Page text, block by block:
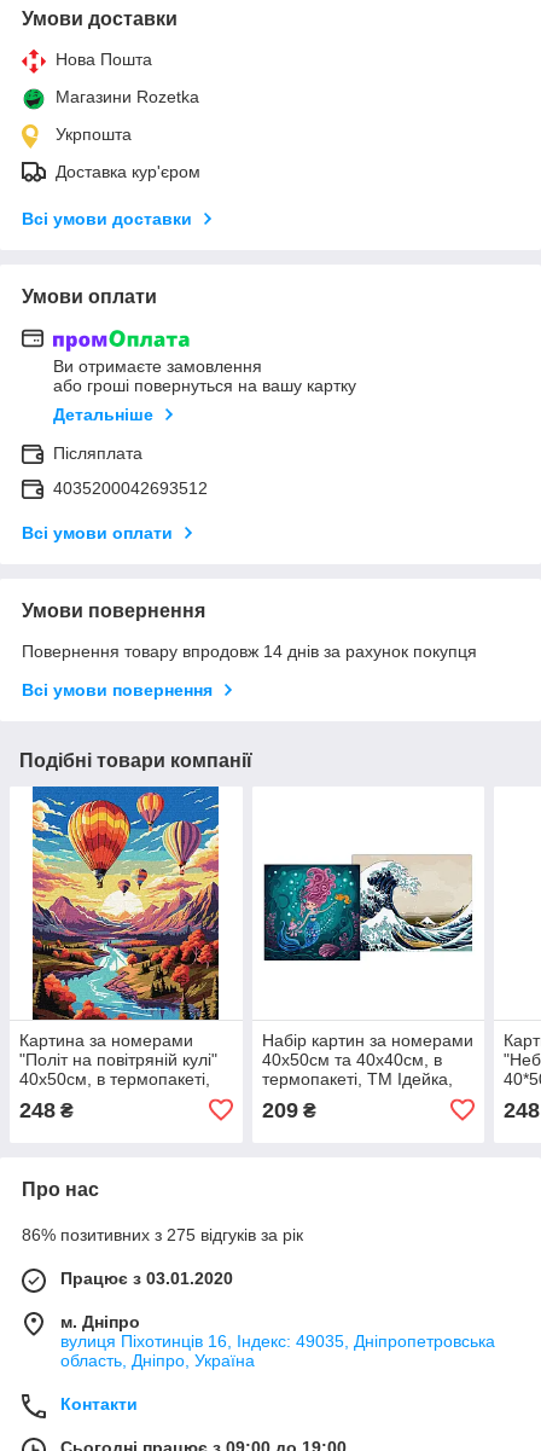
Умови доставки
Нова Пошта
Магазини Rozetka
Укрпошта
Доставка кур'єром
Всі умови доставки
Умови оплати
Ви отримаєте замовлення
або гроші повернуться на вашу картку
Детальніше
Післяплата
4035200042693512
Всі умови оплати
Умови повернення
Повернення товару впродовж 14 днів за рахунок покупця
Всі умови повернення
Подібні товари компанії
Картина за номерами
"Політ на повітряній кулі"
40х50см, в термопакеті,
248 ₴
Набір картин за номерами
40х50см та 40х40см, в
термопакеті, ТМ Ідейка,
209₴ 248
Про нас
86% позитивних з 275 відгуків за рік
Працює з 03.01.2020
м. Дніпро
вулиця Піхотинців 16, Індекс: 49035, Дніпропетровська
область, Дніпро, Україна
Контакти